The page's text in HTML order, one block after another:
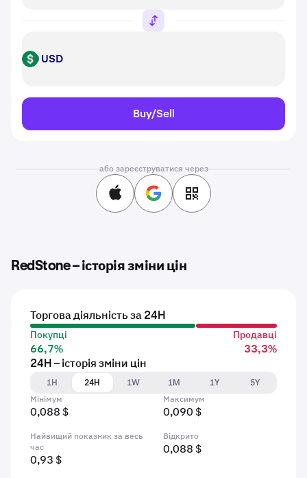
USD USD
Buy/Sell
або зареєструватися через
RedStone – історія зміни цін
Торгова діяльність за 24H
Покупці
66,7%
Продавці
33,3%
24H – історія зміни цін
1H
24H 1W 1M 1Y
5Y
Мінімум
0,088 $
Максимум
0,090 $
Найвищий показник за весь
час
0,93 $
Відкрито
0,088 $